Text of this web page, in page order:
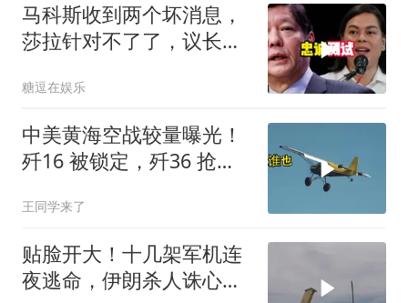
马科斯收到两个坏消息，
莎拉针对不了了，议长反
糖逗在娱乐
中美黄海空战较量曝光！
歼16 被锁定，歼36 抢先
王同学来了
贴脸开大！十几架军机连
夜逃命，伊朗杀人诛心，